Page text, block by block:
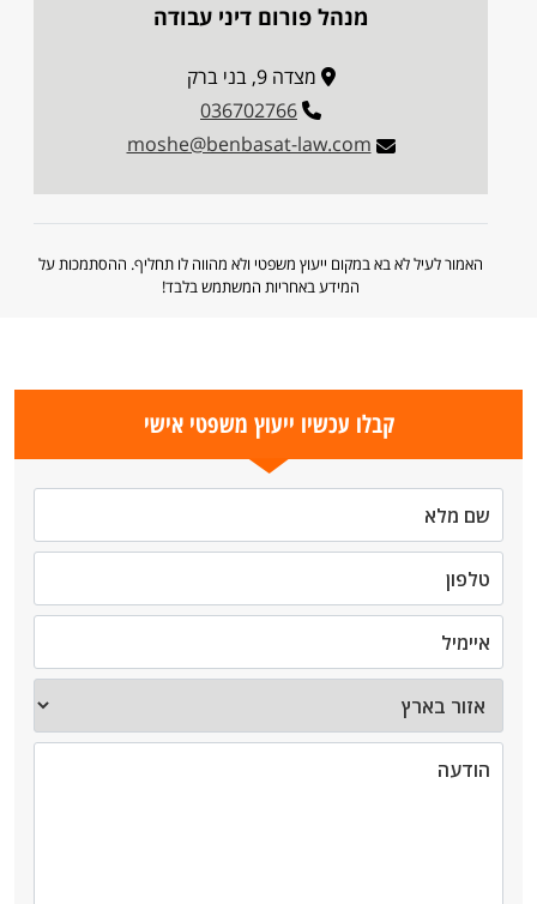
מנהל פורום דיני עבודה
מצדה 9, בני ברק
036702766
moshe@benbasat-law.com
האמור לעיל לא בא במקום ייעוץ משפטי ולא מהווה לו תחליף. ההסתמכות על
המידע באחריות המשתמש בלבד!
קבלו עכשיו ייעוץ משפטי אישי